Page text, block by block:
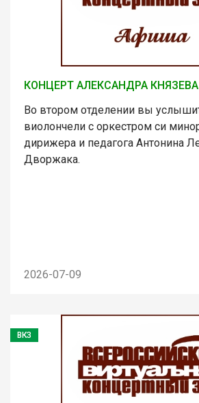
КОНЦЕРТ АЛЕКСАНДРА КНЯЗЕВА
Во втором отделении вы
виолончели с оркестром си
дирижера и педагога Антонина
Дворжака.
2026-07-09
ВКЗ